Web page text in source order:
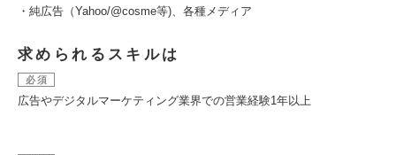
・純広告（Yahoo/@cosme等)、各種メディア
求められるスキルは
必須
広告やデジタルマーケティング業界での営業経験1年以上